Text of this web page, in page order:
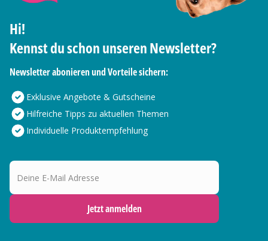
Hi!
Kennst du schon unseren Newsletter?
Newsletter abonieren und Vorteile sichern:
Exklusive Angebote & Gutscheine
Hilfreiche Tipps zu aktuellen Themen
Individuelle Produktempfehlung
Deine E-Mail Adresse
Jetzt anmelden